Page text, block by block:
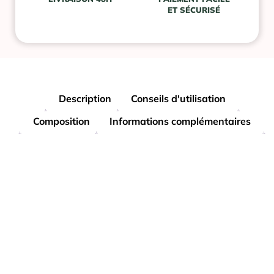
ET SÉCURISÉ
Description
Conseils d'utilisation
Composition
Informations complémentaires